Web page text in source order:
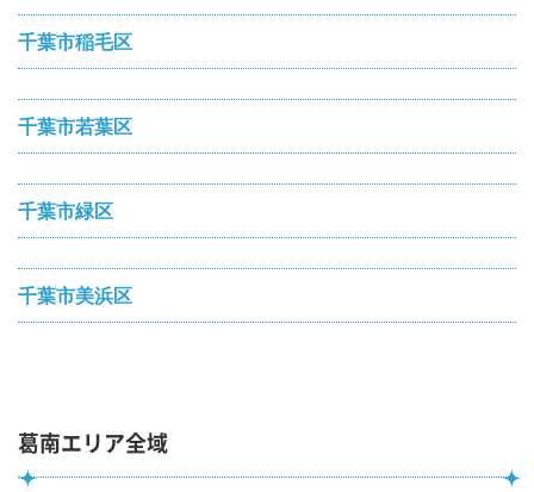
千葉市稲毛区
千葉市若葉区
千葉市緑区
千葉市美浜区
葛南エリア全域